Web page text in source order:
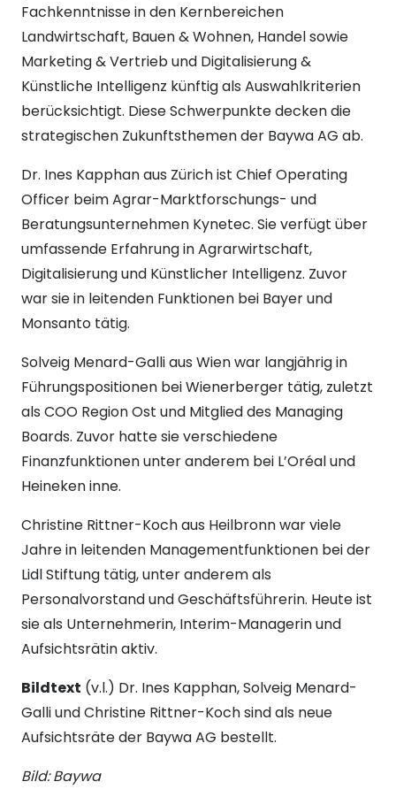
Fachkenntnisse in den Kernbereichen
Landwirtschaft, Bauen & Wohnen, Handel sowie
Marketing & Vertrieb und Digitalisierung &
Künstliche Intelligenz künftig als Auswahlkriterien
berücksichtigt. Diese Schwerpunkte decken die
strategischen Zukunftsthemen der Baywa AG ab.
Dr. Ines Kapphan aus Zürich ist Chief Operating
Officer beim Agrar-Marktforschungs- und
Beratungsunternehmen Kynetec. Sie verfügt über
umfassende Erfahrung in Agrarwirtschaft,
Digitalisierung und Künstlicher Intelligenz. Zuvor
war sie in leitenden Funktionen bei Bayer und
Monsanto tätig.
Solveig Menard-Galli aus Wien war langjährig in
Führungspositionen bei Wienerberger tätig, zuletzt
als COO Region Ost und Mitglied des Managing
Boards. Zuvor hatte sie verschiedene
Finanzfunktionen unter anderem bei L’Oréal und
Heineken inne.
Christine Rittner-Koch aus Heilbronn war viele
Jahre in leitenden Managementfunktionen bei der
Lidl Stiftung tätig, unter anderem als
Personalvorstand und Geschäftsführerin. Heute ist
sie als Unternehmerin, Interim-Managerin und
Aufsichtsrätin aktiv.
Bildtext (v.l.) Dr. Ines Kapphan, Solveig Menard-
Galli und Christine Rittner-Koch sind als neue
Aufsichtsräte der Baywa AG bestellt.
Bild: Baywa